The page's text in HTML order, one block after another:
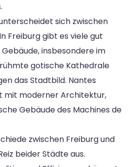
sich zwischen
Freiburg gibt es viele gut
insbesondere im
gotische Kathedrale
das Stadtbild. Nantes
mit moderner Architektur,
Gebäude des Machines de
zwischen Freiburg und
beider Städte aus.